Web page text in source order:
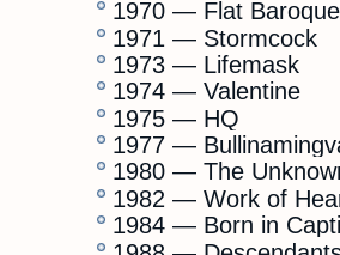
1970 — Flat
1971 — Stormcock
1973 — Lifemask
1974 — Valentine
1975 — HQ
1977 —
1980 — The
1982 — Work of
1984 — Born in